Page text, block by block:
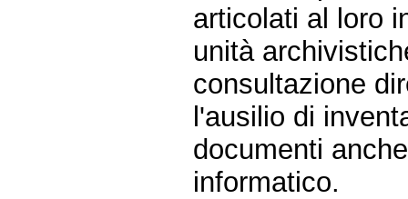
articolati al loro
unità
consultazione
l'ausilio di
documenti
informatico.